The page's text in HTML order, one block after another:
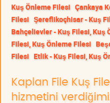
Kuş Önleme Filesi Çankaya
Filesi Şereflikoçhisar - Kuş
Bahçelievler - Kuş Filesi, Kuş
Filesi, Kuş Önleme Filesi
Filesi Etlik - Kuş Filesi, Kuş
Kaplan File Kuş
hizmetini